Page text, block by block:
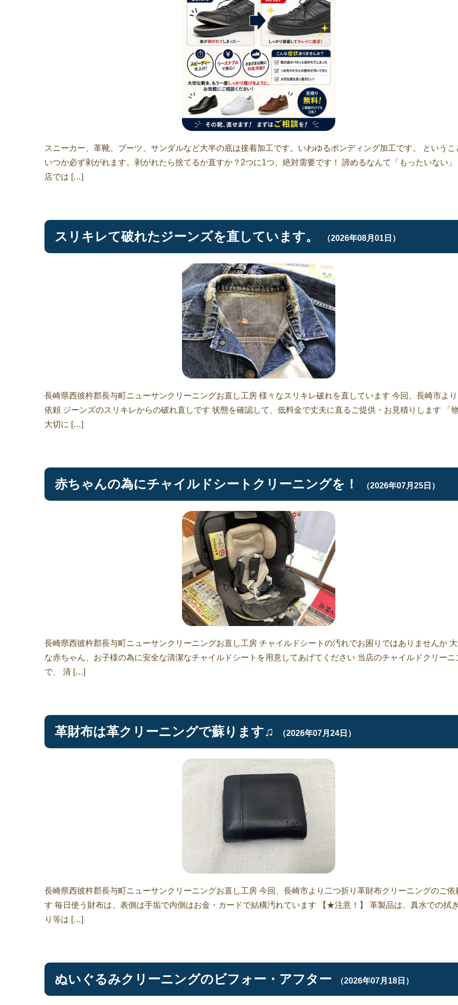
スニーカー、革靴、ブーツ、サンダルなど大半の底は接着加工です。いわゆるボンディング加工です。 というこ
いつか必ず剥がれます。剥がれたら捨てるか直すか？2つに1つ、絶対需要です！ 諦めるなんて「もったいない」
店では […]
スリキレて破れたジーンズを直しています。 （2026年08月01日）
長崎県西彼杵郡長与町ニューサンクリーニングお直し工房 様々なスリキレ破れを直しています 今回、長崎市よ
依頼 ジーンズのスリキレからの破れ直しです 状態を確認して、低料金で丈夫に直るご提供・お見積りします 「
大切に […]
赤ちゃんの為にチャイルドシートクリーニングを！ （2026年07月25日）
長崎県西彼杵郡長与町ニューサンクリーニングお直し工房 チャイルドシートの汚れでお困りではありませんか
な赤ちゃん、お子様の為に安全な清潔なチャイルドシートを用意してあげてください 当店のチャイルドクリーニ
で、 清 […]
革財布は革クリーニングで蘇ります♫ （2026年07月24日）
長崎県西彼杵郡長与町ニューサンクリーニングお直し工房 今回、長崎市より二つ折り革財布クリーニングのご依
す 毎日使う財布は、表側は手垢で内側はお金・カードで結構汚れています 【★注意！】 革製品は、真水での拭
り等は […]
ぬいぐるみクリーニングのビフォー・アフター （2026年07月18日）